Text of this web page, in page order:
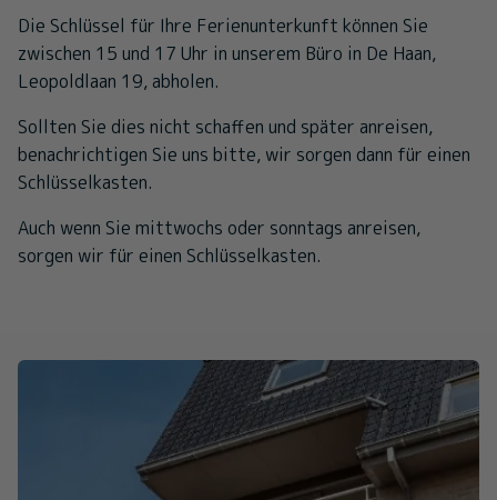
Die Schlüssel für Ihre Ferienunterkunft können Sie
zwischen 15 und 17 Uhr in unserem Büro in De Haan,
Leopoldlaan 19, abholen.
Sollten Sie dies nicht schaffen und später anreisen,
benachrichtigen Sie uns bitte, wir sorgen dann für einen
Schlüsselkasten.
Auch wenn Sie mittwochs oder sonntags anreisen,
sorgen wir für einen Schlüsselkasten.